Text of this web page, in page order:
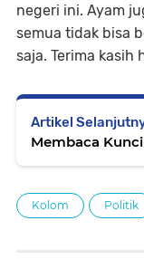
negeri ini. Ayam
semua tidak bisa
saja. Terima kasih
Artikel
Membaca
Kolom Politik